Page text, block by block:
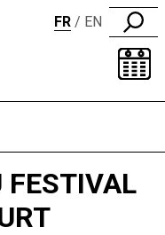
FR EN
FESTIVAL